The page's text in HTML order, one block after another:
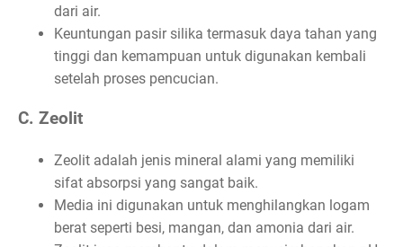
dari air.
Keuntungan pasir silika termasuk daya tahan yang
tinggi dan kemampuan untuk digunakan kembali
setelah proses pencucian.
C. Zeolit
Zeolit adalah jenis mineral alami yang memiliki
sifat absorpsi yang sangat baik.
Media ini digunakan untuk menghilangkan logam
berat seperti besi, mangan, dan amonia dari air.